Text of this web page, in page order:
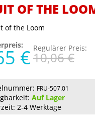
OF THE
€ Regulärer Preis:
10,06 €
FRU-507.01
Auf Lager
2-4 Werktage